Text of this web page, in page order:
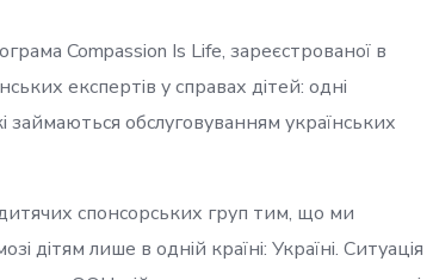
Compassion Is Life, зареєстрованої в
експертів у справах дітей: одні
займаються обслуговуванням українських
дитячих спонсорських груп тим, що ми
дітям лише в одній країні: Україні. Ситуація